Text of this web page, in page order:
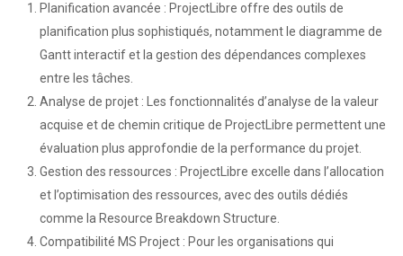
Planification avancée : ProjectLibre offre des outils de
planification plus sophistiqués, notamment le diagramme de
Gantt interactif et la gestion des dépendances complexes
entre les tâches.
Analyse de projet : Les fonctionnalités d’analyse de la valeur
acquise et de chemin critique de ProjectLibre permettent une
évaluation plus approfondie de la performance du projet.
Gestion des ressources : ProjectLibre excelle dans l’allocation
et l’optimisation des ressources, avec des outils dédiés
comme la Resource Breakdown Structure.
Compatibilité MS Project : Pour les organisations qui